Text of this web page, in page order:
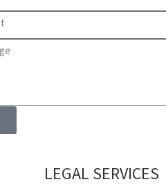
LEGAL SERVICES